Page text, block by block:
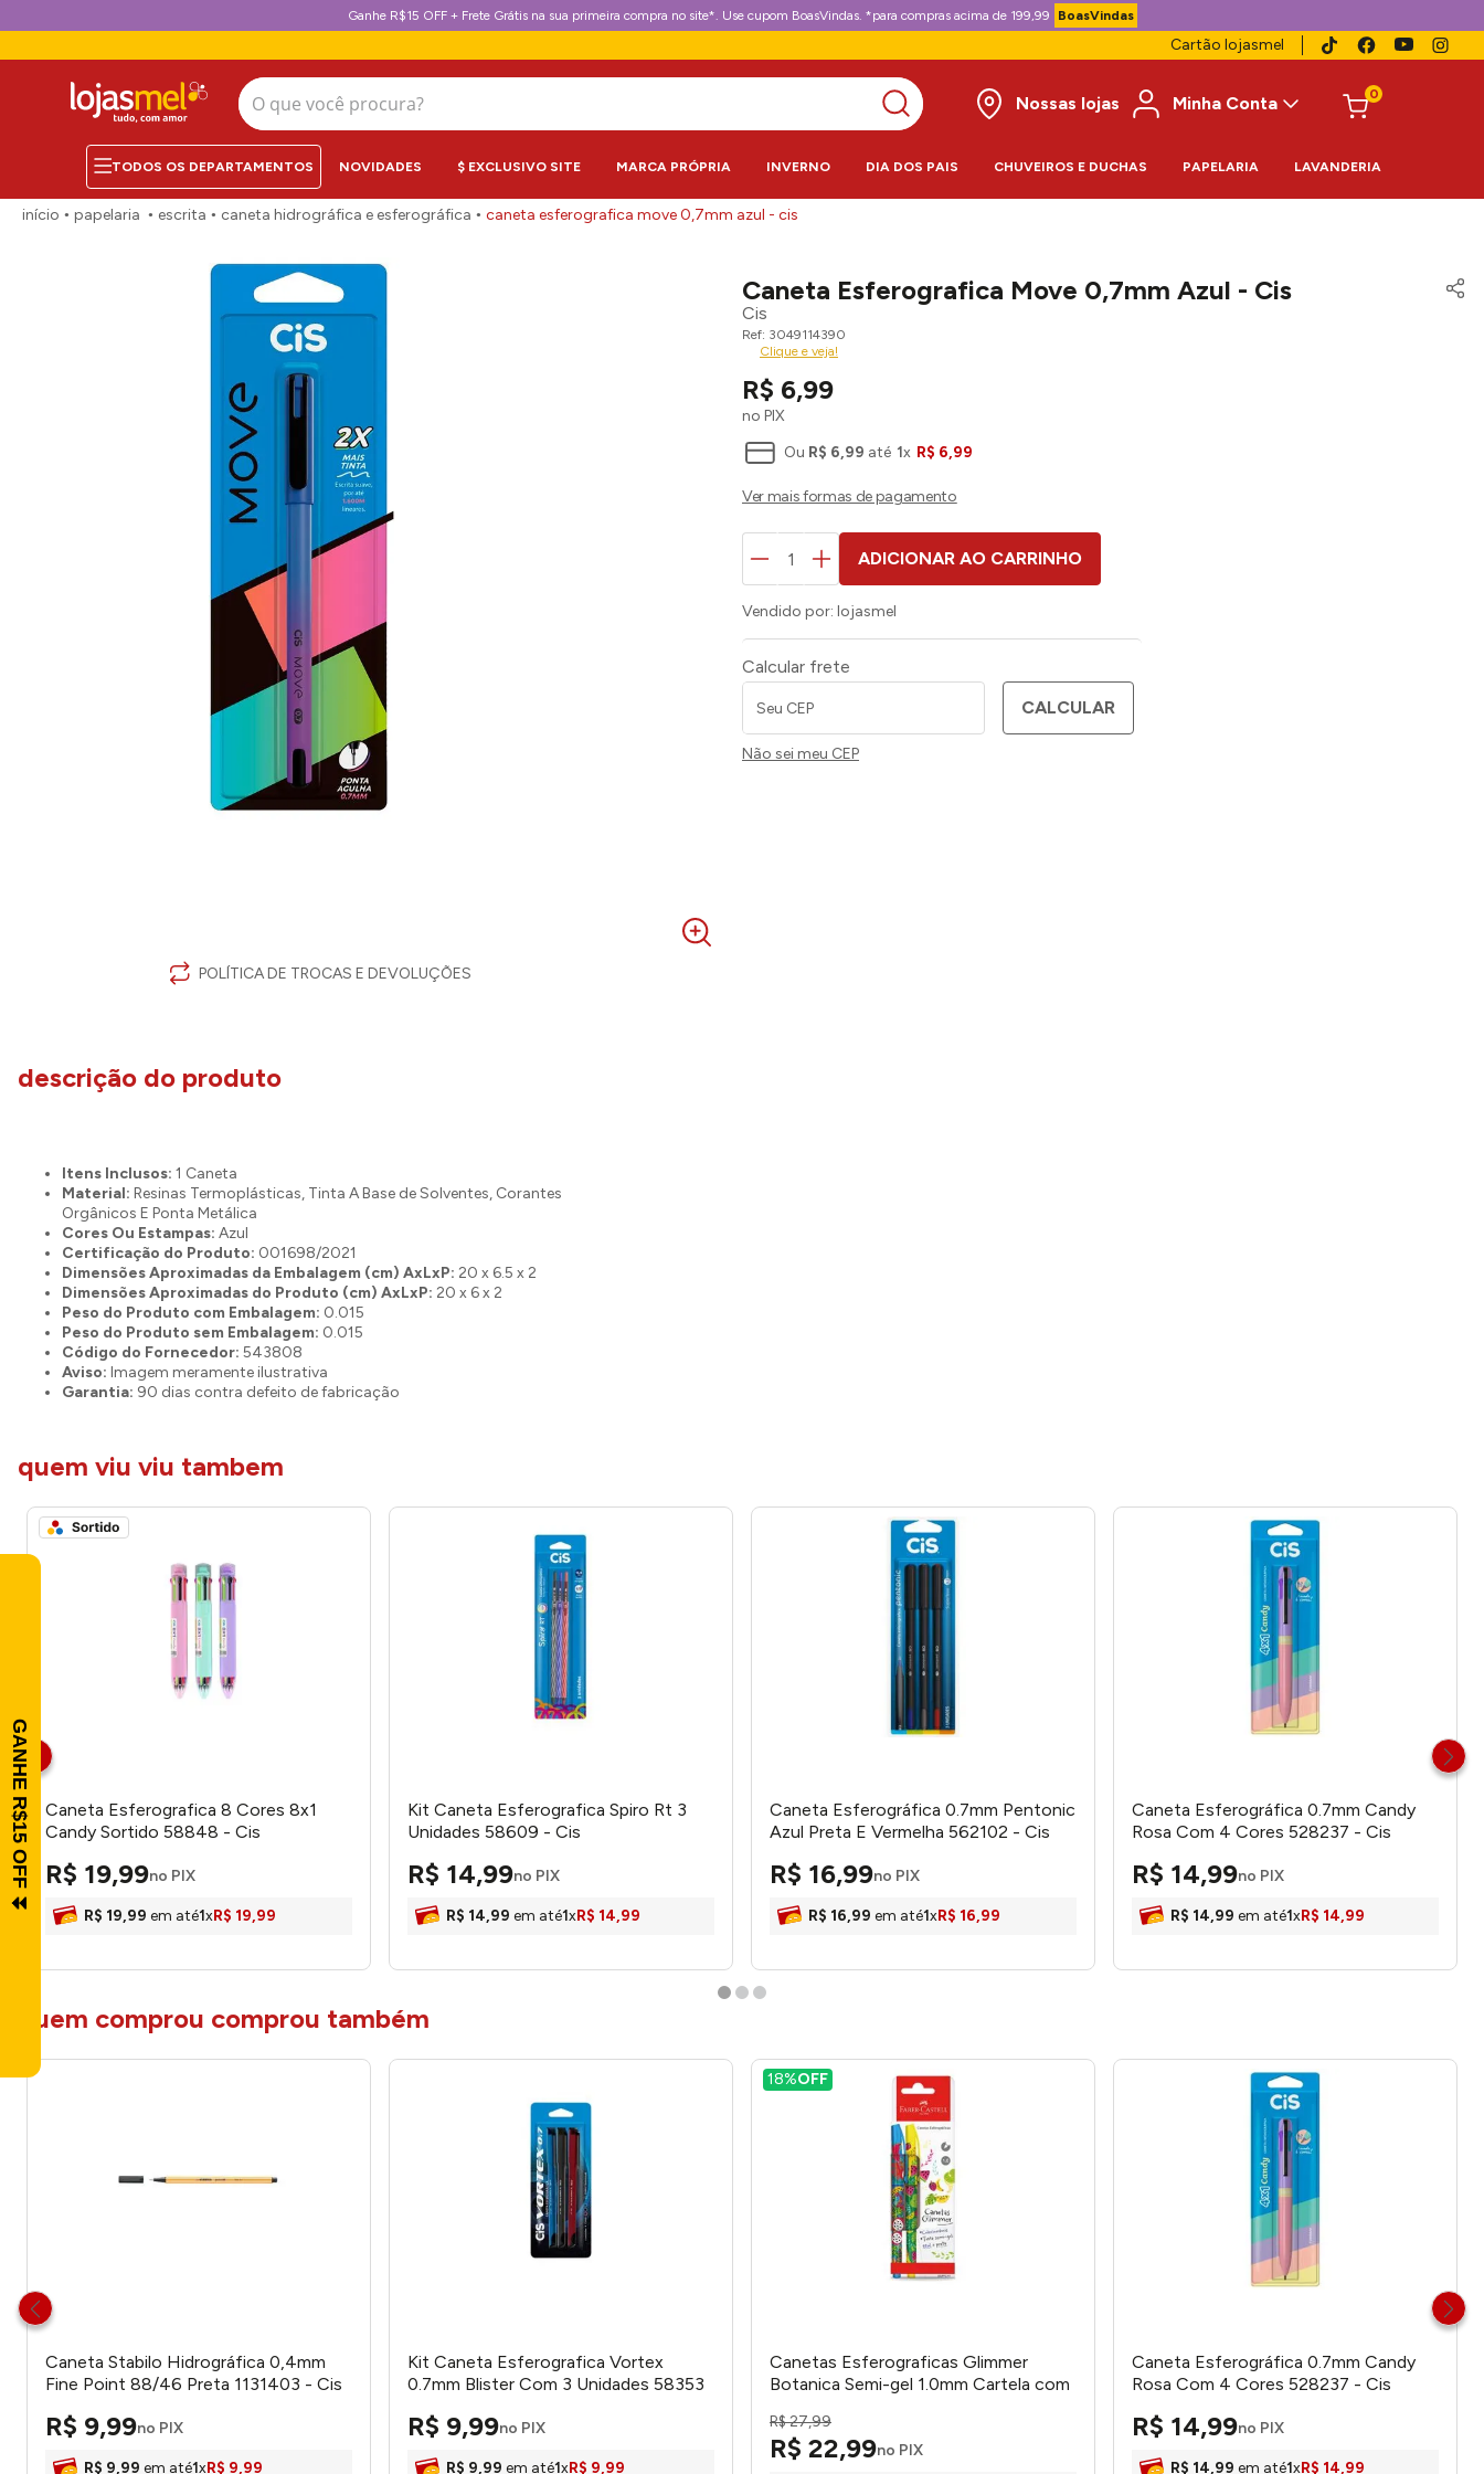
Ganhe R$15 OFF + Frete Grátis na sua primeira compra no site*. Use cupom BoasVindas. *para compras acima de 199,99 BoasVindas
Cartão lojasmel
O que você procura?
Nossas lojas
Minha Conta 0
NOVIDADES $ EXCLUSIVO SITE MARCA PRÓPRIA INVERNO DIA DOS PAIS CHUVEIROS E DUCHAS PAPELARIA LAVANDERIA
papelaria escrita caneta hidrográfica e esferográfica caneta esferografica move 0,7mm azul - cis
POLÍTICA DE TROCAS E DEVOLUÇÕES
Caneta Esferografica Move 0,7mm Azul - Cis
Cis
3049114390
Clique e veja!
R$ 6,99
no PIX
Ou R$ 6,99 até 1x R$ 6,99
ADICIONAR AO CARRINHO
Vendido por: lojasmel
Calcular frete
CALCULAR
Não sei meu CEP
descrição do produto
Itens Inclusos: 1 Caneta
Material: Resinas Termoplásticas, Tinta A Base de Solventes, Corantes
Orgânicos E Ponta Metálica
Cores Ou Estampas: Azul
Certificação do Produto: 001698/2021
Dimensões Aproximadas da Embalagem (cm) AxLxP: 20 x 6.5 x 2
Dimensões Aproximadas do Produto (cm) AxLxP: 20 x 6 x 2
Peso do Produto com Embalagem: 0.015
Peso do Produto sem Embalagem: 0.015
Código do Fornecedor: 543808
Aviso: Imagem meramente ilustrativa
Garantia: 90 dias contra defeito de fabricação
quem viu viu tambem
Caneta Esferografica 8 Cores 8x1
Candy Sortido 58848 - Cis
R$ 19,99no PIX
R$ 19,99 em até1xR$ 19,99
Kit Caneta Esferografica Spiro Rt 3
Unidades 58609 - Cis
R$ 14,99no PIX
R$ 14,99 em até1xR$ 14,99
Caneta Esferográfica 0.7mm Pentonic
Azul Preta E Vermelha 562102 - Cis
R$ 16,99no PIX
R$ 16,99 em até1xR$ 16,99
Caneta Esferográfica 0.7mm Candy
Rosa Com 4 Cores 528237 - Cis
R$ 14,99no PIX
R$ 14,99 em até1xR$ 14,99
quem comprou comprou também
Caneta Stabilo Hidrográfica 0,4mm
Fine Point 88/46 Preta 1131403 - Cis
R$ 9,99no PIX
R$ 9,99 em até1xR$ 9,99
Kit Caneta Esferografica Vortex
0.7mm Blister Com 3 Unidades 58353
R$ 9,99no PIX
R$ 9,99 em até1xR$ 9,99
18%OFF
Canetas Esferograficas Glimmer
Botanica Semi-gel 1.0mm Cartela com
R$27,99
R$ 22,99no PIX
Caneta Esferográfica 0.7mm Candy
Rosa Com 4 Cores 528237 - Cis
R$ 14,99no PIX
R$ 14,99 em até1xR$ 14,99